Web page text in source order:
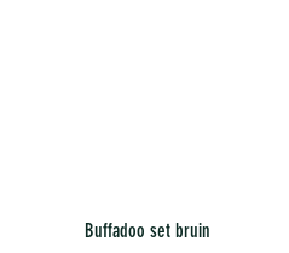
Buffadoo set bruin